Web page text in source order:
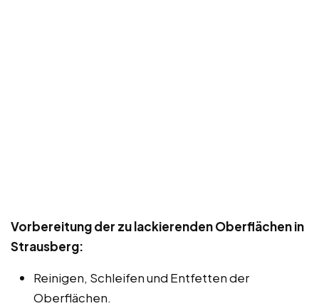
Vorbereitung der zu lackierenden Oberflächen in
Strausberg:
Reinigen, Schleifen und Entfetten der
Oberflächen.